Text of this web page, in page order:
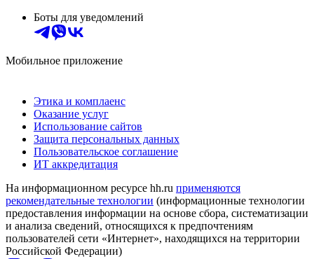
Боты для уведомлений
Мобильное приложение
Этика и комплаенс
Оказание услуг
Использование сайтов
Защита персональных данных
Пользовательское соглашение
ИТ аккредитация
На информационном ресурсе hh.ru применяются
рекомендательные технологии (информационные технологии
предоставления информации на основе сбора, систематизации
и анализа сведений, относящихся к предпочтениям
пользователей сети «Интернет», находящихся на территории
Российской Федерации)